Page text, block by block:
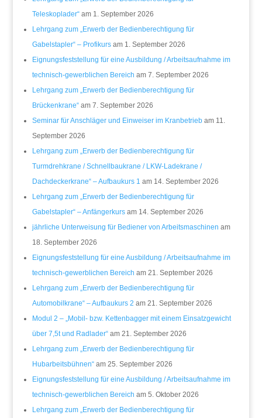
Teleskoplader“am 1. September 2026
Lehrgang zum „Erwerb der Bedienberechtigung für
Gabelstapler“ – Profikursam 1. September 2026
Eignungsfeststellung für eine Ausbildung / Arbeitsaufnahme im
technisch-gewerblichen Bereich am 7. September 2026
Lehrgang zum „Erwerb der Bedienberechtigung für
Brückenkrane“am 7. September 2026
Seminar für Anschläger und Einweiser im Kranbetriebam 11.
September 2026
Lehrgang zum „Erwerb der Bedienberechtigung für
Turmdrehkrane / Schnellbaukrane / LKW-Ladekrane /
Dachdeckerkrane“ – Aufbaukurs 1 am 14. September 2026
Lehrgang zum „Erwerb der Bedienberechtigung für
Gabelstapler“ – Anfängerkursam 14. September 2026
jährliche Unterweisung für Bediener von Arbeitsmaschinen am
18. September 2026
Eignungsfeststellung für eine Ausbildung / Arbeitsaufnahme im
technisch-gewerblichen Bereich am 21. September 2026
Lehrgang zum „Erwerb der Bedienberechtigung für
Automobilkrane“ – Aufbaukurs 2 am 21. September 2026
Modul 2 – „Mobil- bzw. Kettenbagger mit einem Einsatzgewicht
über 7,5t und Radlader“am 21. September 2026
Lehrgang zum „Erwerb der Bedienberechtigung für
Hubarbeitsbühnen“am 25. September 2026
Eignungsfeststellung für eine Ausbildung / Arbeitsaufnahme im
technisch-gewerblichen Bereich am 5. Oktober 2026
Lehrgang zum „Erwerb der Bedienberechtigung für